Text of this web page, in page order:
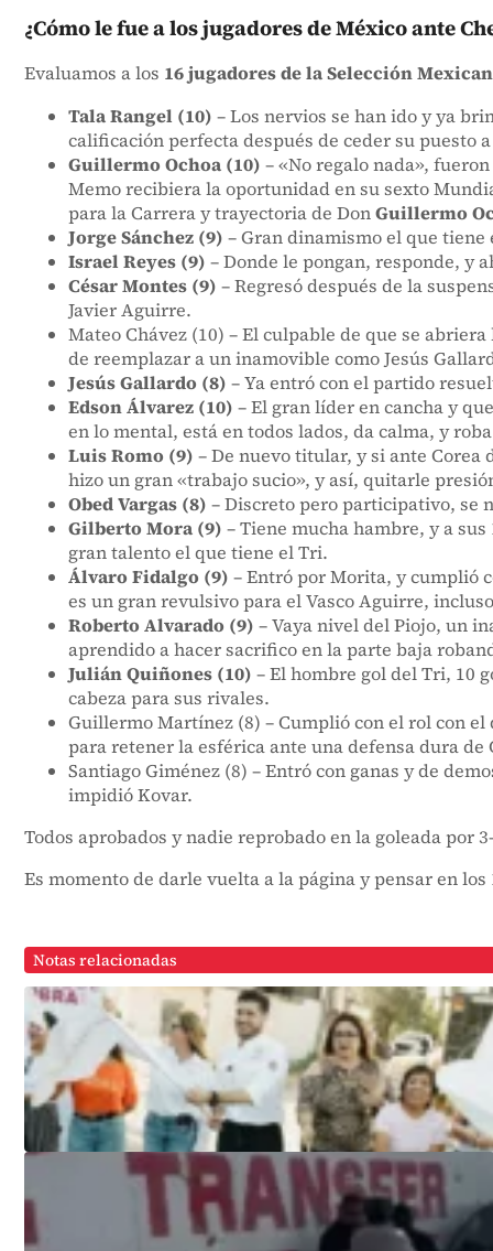
¿Cómo le fue a los jugadores de México ante
Evaluamos a los 16 jugadores de la Selección
Tala Rangel (10) – Los nervios se han ido y ya
calificación perfecta después de ceder su puesto
Guillermo Ochoa (10) – «No regalo nada»,
Memo recibiera la oportunidad en su sexto
para la Carrera y trayectoria de DonGuillermo
Jorge Sánchez (9) – Gran dinamismo el que
Israel Reyes (9) – Donde le pongan, responde, y
César Montes (9) – Regresó después de la
Javier Aguirre.
Mateo Chávez (10) – El culpable de que se
de reemplazar a un inamovible como Jesús
Jesús Gallardo (8) – Ya entró con el partido
Edson Álvarez (10) – El gran líder en cancha y
en lo mental, está en todos lados, da calma, y
Luis Romo (9) – De nuevo titular, y si ante Corea
hizo un gran «trabajo sucio», y así, quitarle
Obed Vargas (8) – Discreto pero participativo, se
Gilberto Mora (9) – Tiene mucha hambre, y a
gran talento el que tiene el Tri.
Álvaro Fidalgo (9) – Entró por Morita, y cumplió
es un gran revulsivo para el Vasco Aguirre,
Roberto Alvarado (9) – Vaya nivel del Piojo, un
aprendido a hacer sacrifico en la parte baja
Julián Quiñones (10) – El hombre gol del Tri, 10
cabeza para sus rivales.
Guillermo Martínez (8) – Cumplió con el rol con
para retener la esférica ante una defensa dura
Santiago Giménez (8) – Entró con ganas y de
impidió Kovar.
Todos aprobados y nadie reprobado en la goleada por
Es momento de darle vuelta a la página y pensar en
Notas relacionadas